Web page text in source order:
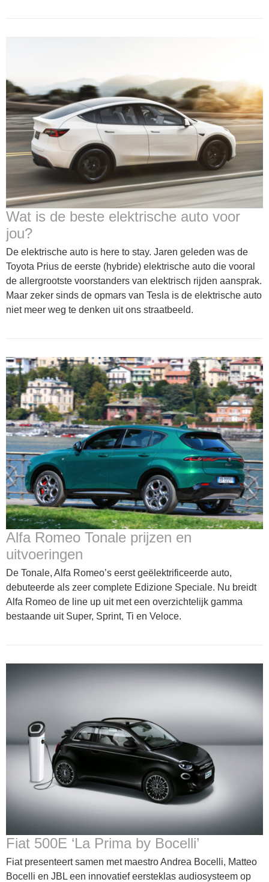
Wat is de beste elektrische auto voor
jou?
De elektrische auto is here to stay. Jaren geleden was de
Toyota Prius de eerste (hybride) elektrische auto die vooral
de allergrootste voorstanders van elektrisch rijden aansprak.
Maar zeker sinds de opmars van Tesla is de elektrische auto
niet meer weg te denken uit ons straatbeeld.
Alfa Romeo Tonale prijzen en
uitvoeringen
De Tonale, Alfa Romeo’s eerst geëlektrificeerde auto,
debuteerde als zeer complete Edizione Speciale. Nu breidt
Alfa Romeo de line up uit met een overzichtelijk gamma
bestaande uit Super, Sprint, Ti en Veloce.
Fiat 500E ‘La Prima by Bocelli’
Fiat presenteert samen met maestro Andrea Bocelli, Matteo
Bocelli en JBL een innovatief eersteklas audiosysteem op